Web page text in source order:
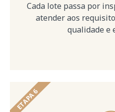
Cada lote passa por
atender aos
qualidade e
ETAPA 6